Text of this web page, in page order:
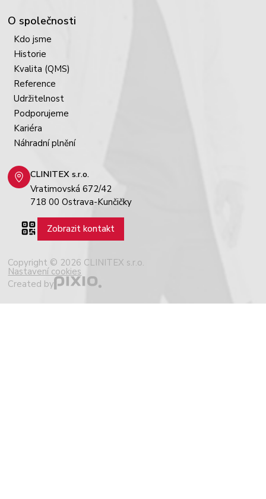
O společnosti
Kdo jsme
Historie
Kvalita (QMS)
Reference
Udržitelnost
Podporujeme
Kariéra
Náhradní plnění
CLINITEX s.r.o.
Vratimovská 672/42
718 00 Ostrava-Kunčičky
Zobrazit kontakt
Copyright © 2026 CLINITEX s.r.o.
Nastavení cookies
Created by